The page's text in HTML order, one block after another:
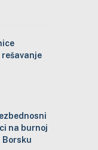
na burnoj
Borsku